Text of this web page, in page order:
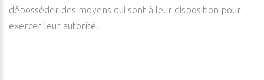
déposséder des moyens qui sont à leur disposition pour
exercer leur autorité.